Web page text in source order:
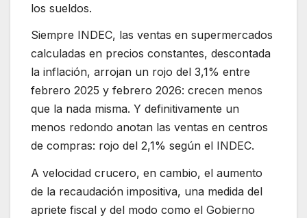
los sueldos.
Siempre INDEC, las ventas en supermercados
calculadas en precios constantes, descontada
la inflación, arrojan un rojo del 3,1% entre
febrero 2025 y febrero 2026: crecen menos
que la nada misma. Y definitivamente un
menos redondo anotan las ventas en centros
de compras: rojo del 2,1% según el INDEC.
A velocidad crucero, en cambio, el aumento
de la recaudación impositiva, una medida del
apriete fiscal y del modo como el Gobierno